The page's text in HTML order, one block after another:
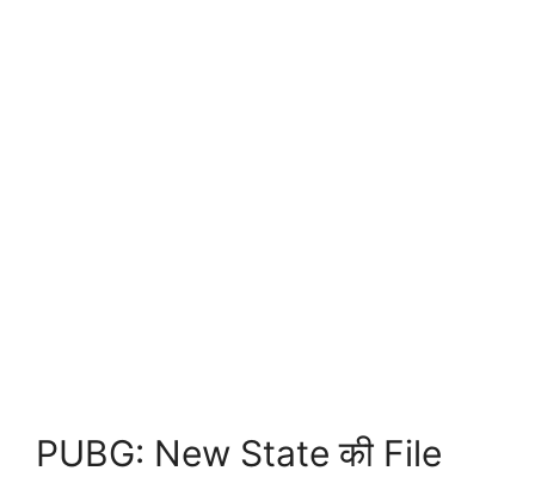
PUBG: New State की File